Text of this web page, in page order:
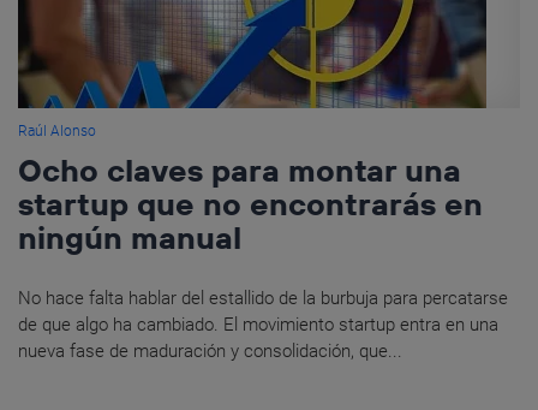
Raúl Alonso
Ocho claves para montar una
startup que no encontrarás en
ningún manual
No hace falta hablar del estallido de la burbuja para percatarse
de que algo ha cambiado. El movimiento startup entra en una
nueva fase de maduración y consolidación, que...